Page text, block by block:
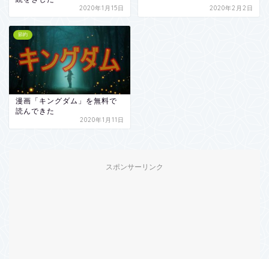
2020年1月15日 2020年2月2日
節約
漫画「キングダム」を無料で
読んできた
2020年1月11日
スポンサーリンク